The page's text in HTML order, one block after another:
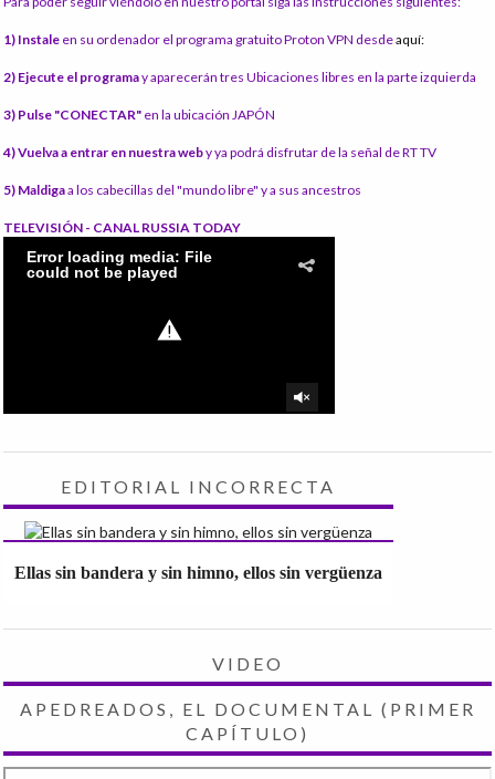
1) Instale en su ordenador el programa gratuito Proton VPN desdeaquí:
2) Ejecute el programay aparecerán tres Ubicaciones libres en la parte izquierda
3) Pulse "CONECTAR" en la ubicación JAPÓN
4) Vuelva a entrar en nuestra weby ya podrá disfrutar de la señal de RT TV
5) Maldigaa los cabecillas del "mundo libre" y a sus ancestros
TELEVISIÓN - CANAL RUSSIA TODAY
EDITORIAL INCORRECTA
Ellas sin bandera y sin himno, ellos sin vergüenza
VIDEO
APEDREADOS, EL DOCUMENTAL (PRIMER
CAPÍTULO)